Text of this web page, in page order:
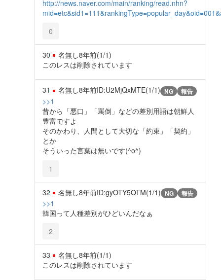
http://news.naver.com/main/ranking/read.nhn?
0
30 名無し8年前(1/1)
このレスは削除されています
31 名無し8年前ID:U2MjQxMTE(1/1) NG 報告
>>1
昔から「悪口」「罵倒」などの差別用語は朝鮮人
豊富ですよ
そのかわり、人間として大切な「約束」「契約」
とか
そういった言葉は無いです(^o^)
1
32 名無し8年前ID:gyOTY5OTM(1/1) NG 報告
>>1
韓国って人種差別がひどいんだなぁ
2
33 名無し8年前(1/1)
このレスは削除されています